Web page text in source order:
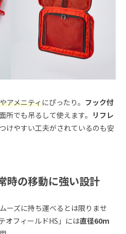
アメニティにぴったり。 フック付
所でも吊るして使えます。 リフレ
けやすい工夫がされているのも安
時の移動に強い設計
ーズに持ち運べるとは限りませ
オフィールドHS」には直径60m